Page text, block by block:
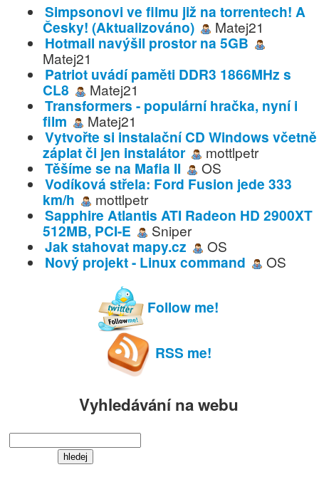
Simpsonovi ve filmu již na torrentech! A
Česky! (Aktualizováno) Matej21
Hotmail navýšil prostor na 5GB
Matej21
Patriot uvádí paměti DDR3 1866MHz s
CL8 Matej21
Transformers - populární hračka, nyní i
film Matej21
Vytvořte si instalační CD Windows včetně
záplat či jen instalátor mottlpetr
Těšíme se na Mafia II OS
Vodíková střela: Ford Fusion jede 333
km/h mottlpetr
Sapphire Atlantis ATI Radeon HD 2900XT
512MB, PCI-E Sniper
Jak stahovat mapy.cz OS
Nový projekt - Linux command OS
Follow me!
RSS me!
Vyhledávání na webu